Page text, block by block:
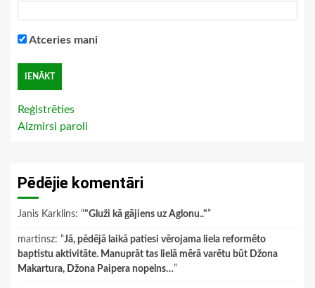
Atceries mani
Reģistrēties
Aizmirsi paroli
Pēdējie komentāri
Janis Karklins: “"Gluži kā gājiens uz Aglonu.."”
martinsz: “Jā, pēdējā laikā patiesi vērojama liela reformēto
baptistu aktivitāte. Manuprāt tas lielā mērā varētu būt Džona
Makartura, Džona Paipera nopelns…”